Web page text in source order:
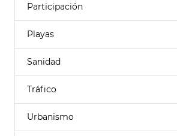
Participación
Playas
Sanidad
Tráfico
Urbanismo